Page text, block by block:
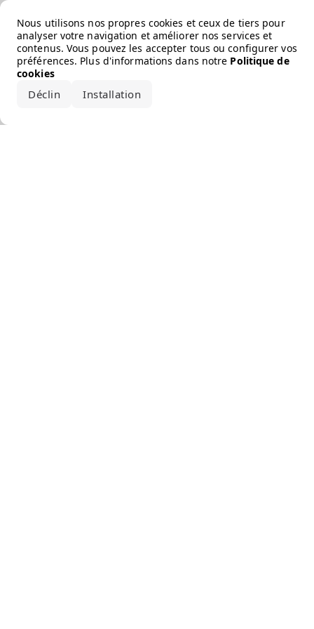
Nous utilisons nos propres cookies et ceux de tiers pour
analyser votre navigation et améliorer nos services et
contenus. Vous pouvez les accepter tous ou configurer vos
préférences. Plus d'informations dans notre Politique de
cookies
Déclin Installation
Error loading the brand